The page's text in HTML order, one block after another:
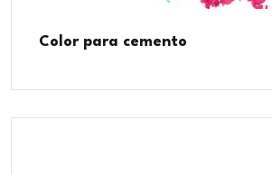
Color para cemento